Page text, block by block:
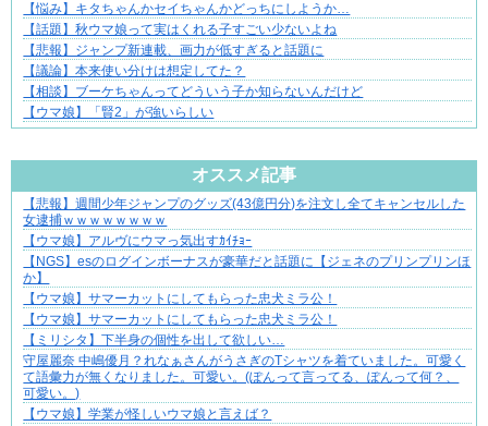
【悩み】キタちゃんかセイちゃんかどっちにしようか…
【話題】秋ウマ娘って実はくれる子すごい少ないよね
【悲報】ジャンプ新連載、画力が低すぎると話題に
【議論】本来使い分けは想定してた？
【相談】ブーケちゃんってどういう子か知らないんだけど
【ウマ娘】「賢2」が強いらしい
オススメ記事
小さなすれ違いが、夫を追い詰めていく
【悲報】週間少年ジャンプのグッズ(43億円分)を注文し全てキャンセルした
女逮捕ｗｗｗｗｗｗｗｗ
【ウマ娘】アルヴにウマっ気出すｶｲﾁｮｰ
【NGS】esのログインボーナスが豪華だと話題に【ジェネのプリンプリンほ
か】
【ウマ娘】サマーカットにしてもらった忠犬ミラ公！
【ウマ娘】サマーカットにしてもらった忠犬ミラ公！
【ミリシタ】下半身の個性を出して欲しい…
守屋麗奈 中嶋優月？れなぁさんがうさぎのTシャツを着ていました。可愛く
て語彙力が無くなりました。可愛い。(ぽんって言ってる、ぽんって何？、
可愛い。)⁡
【ウマ娘】学業が怪しいウマ娘と言えば？